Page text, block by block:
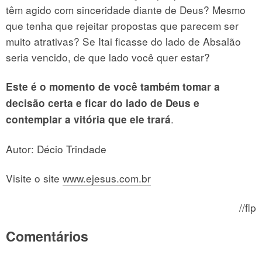
têm agido com sinceridade diante de Deus? Mesmo
que tenha que rejeitar propostas que parecem ser
muito atrativas? Se Itai ficasse do lado de Absalão
seria vencido, de que lado você quer estar?
Este é o momento de você também tomar a
decisão certa e ficar do lado de Deus e
contemplar a vitória que ele trará.
Autor: Décio Trindade
Visite o site www.ejesus.com.br
//flp
Comentários